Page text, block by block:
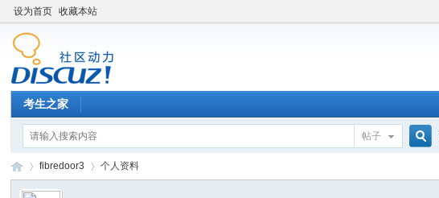
设为首页 收藏本站
考生之家
帖子
fibredoor3 个人资料